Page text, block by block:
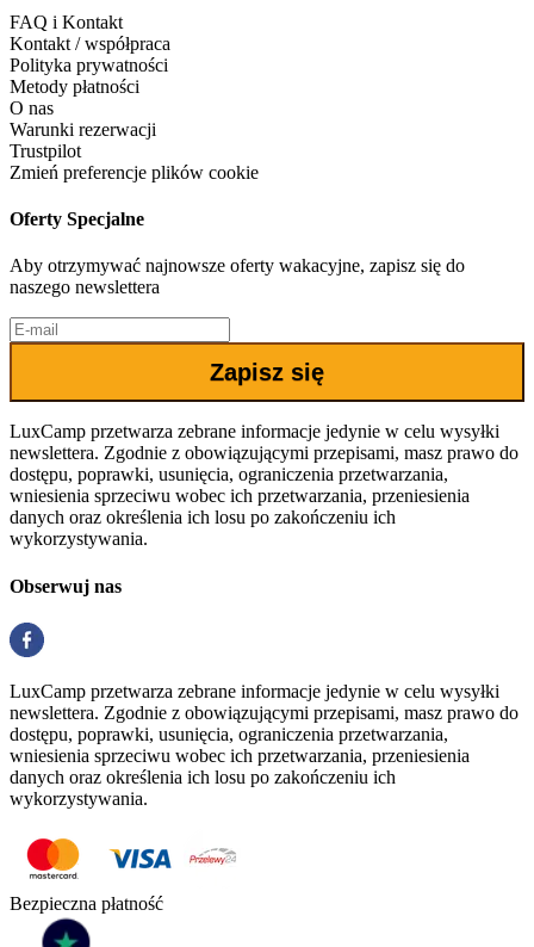
FAQ i Kontakt
Kontakt / współpraca
Polityka prywatności
Metody płatności
O nas
Warunki rezerwacji
Trustpilot
Zmień preferencje plików cookie
Oferty Specjalne
Aby otrzymywać najnowsze oferty wakacyjne, zapisz się do
naszego newslettera
Zapisz się
LuxCamp przetwarza zebrane informacje jedynie w celu wysyłki
newslettera. Zgodnie z obowiązującymi przepisami, masz prawo do
dostępu, poprawki, usunięcia, ograniczenia przetwarzania,
wniesienia sprzeciwu wobec ich przetwarzania, przeniesienia
danych oraz określenia ich losu po zakończeniu ich
wykorzystywania.
Obserwuj nas
LuxCamp przetwarza zebrane informacje jedynie w celu wysyłki
newslettera. Zgodnie z obowiązującymi przepisami, masz prawo do
dostępu, poprawki, usunięcia, ograniczenia przetwarzania,
wniesienia sprzeciwu wobec ich przetwarzania, przeniesienia
danych oraz określenia ich losu po zakończeniu ich
wykorzystywania.
Bezpieczna płatność